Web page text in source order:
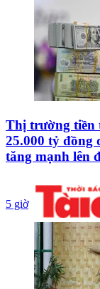
Thị trường tiền
25.000 tỷ đồng
tăng mạnh lên
5 giờ